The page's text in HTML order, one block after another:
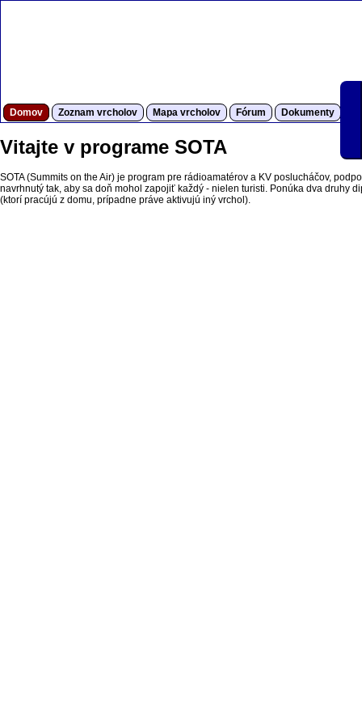
Domov Zoznam vrcholov Mapa vrcholov Fórum Dokumenty
Vitajte v programe SOTA
SOTA (Summits on the Air) je program pre rádioamatérov a KV poslucháčov,
navrhnutý tak, aby sa doň mohol zapojiť každý - nielen turisti. Ponúka dva druhy
(ktorí pracújú z domu, prípadne práve aktivujú iný vrchol).